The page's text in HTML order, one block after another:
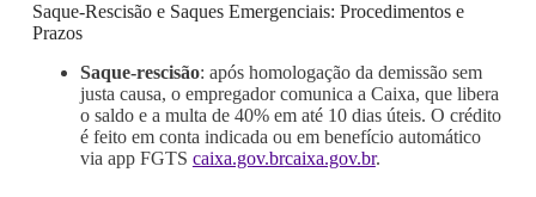
Saque-Rescisão e Saques Emergenciais: Procedimentos e
Prazos
Saque-rescisão: após homologação da demissão sem
justa causa, o empregador comunica a Caixa, que libera
o saldo e a multa de 40% em até 10 dias úteis. O crédito
é feito em conta indicada ou em benefício automático
via app FGTS caixa.gov.brcaixa.gov.br.